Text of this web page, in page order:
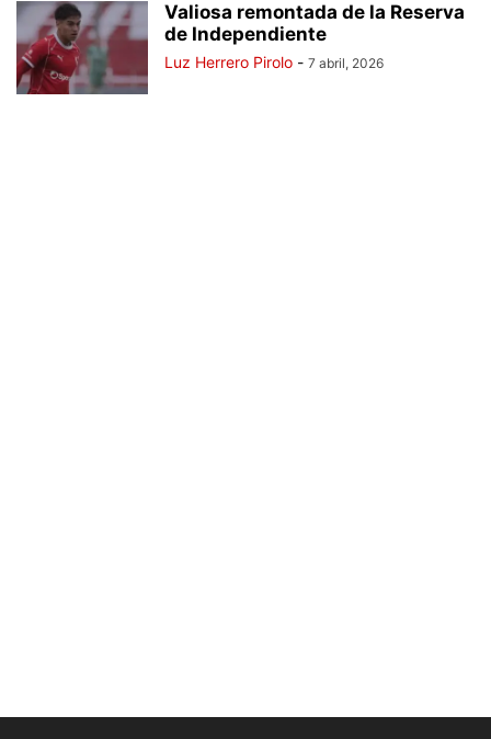
Valiosa remontada de la Reserva
de Independiente
Luz Herrero Pirolo - 7 abril, 2026